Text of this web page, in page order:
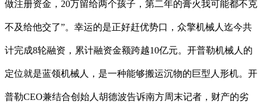
做注册资金，20万留给两个孩子，第二年的膏火我可能都不克
不及给他交了”。幸运的是正好赶优势口，众擎机械人迄今共
计完成8轮融资，累计融资金额跨越10亿元。开普勒机械人的
定位就是蓝领机械人，是一种能够搬运沉物的巨型人形机。开
普勒CEO兼结合创始人胡德波告诉南方周末记者，财产的劣